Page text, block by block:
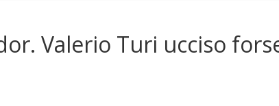
Valerio Turi ucciso